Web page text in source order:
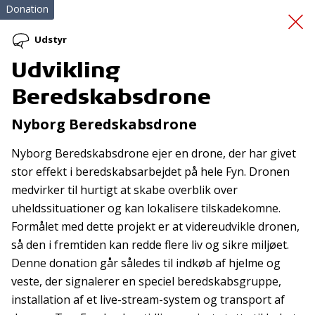
Udvikling
Beredskabsdrone
Donation
Udstyr
Udvikling
Beredskabsdrone
Nyborg Beredskabsdrone
Nyborg Beredskabsdrone ejer en drone, der har givet
stor effekt i beredskabsarbejdet på hele Fyn. Dronen
medvirker til hurtigt at skabe overblik over
uheldssituationer og kan lokalisere tilskadekomne.
Formålet med dette projekt er at videreudvikle dronen,
så den i fremtiden kan redde flere liv og sikre miljøet.
Denne donation går således til indkøb af hjelme og
veste, der signalerer en speciel beredskabsgruppe,
installation af et live-stream-system og transport af
Tilmeld nyhedsbrev
De seneste nyheder om TrygFondens og TryghedsGruppens
aktiviteter direkte i din indbakke.